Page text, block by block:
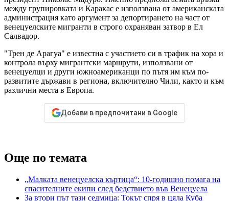
между групировката и Каракас е използвана от американската
администрация като аргумент за депортирането на част от
венецуелските мигранти в строго охраняван затвор в Ел
Салвадор.
"Трен де Арагуа" е известна с участието си в трафик на хора и
контрола върху мигрантски маршрути, използвани от
венецуелци и други южноамериканци по пътя им към по-
развитите държави в региона, включително Чили, както и към
различни места в Европа.
Добави в предпочитани в Google
Още по темата
„Малката венецуелска къртица“: 10-годишно помага на
спасителните екипи след бедствието във Венецуела
За втори път тази седмица: Токът спря в цяла Куба